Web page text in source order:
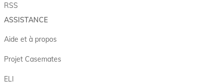
RSS
ASSISTANCE
Aide et à propos
Projet Casemates
ELI